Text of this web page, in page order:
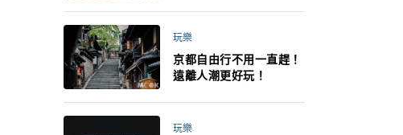
玩樂
京都自由行不用一直趕！
遠離人潮更好玩！
玩樂